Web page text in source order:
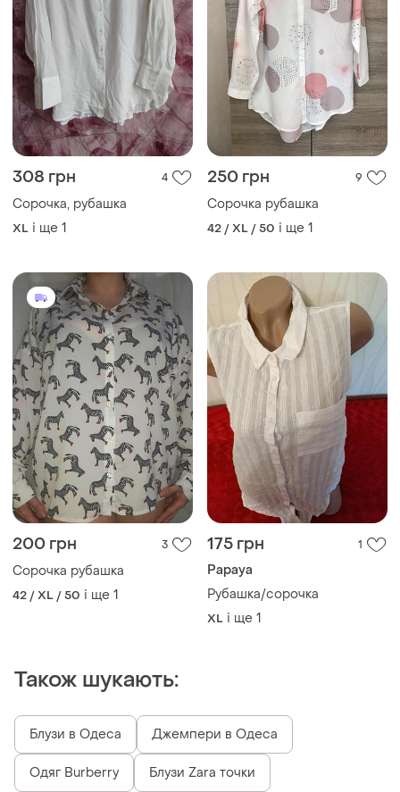
308 грн 4
Сорочка, рубашка
XL і ще 1
250 грн 9
Сорочка рубашка
42 / XL / 50 і ще 1
200 грн 3
Сорочка рубашка
42 / XL / 50 і ще 1
175 грн 1
Papaya
Рубашка/сорочка
XL і ще 1
Також шукають:
Блузи в Одеса Джемпери в Одеса
Одяг Burberry Блузи Zara точки